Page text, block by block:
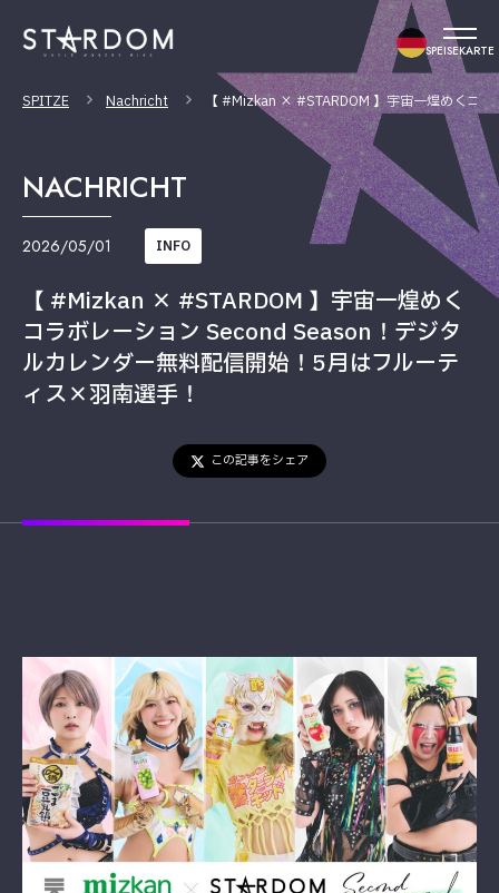
SPEISEKARTE
SPITZE Nachricht 【 #Mizkan × #STARDOM 】宇宙一煌めくコ
NACHRICHT
2026/05/01 INFO
【 #Mizkan × #STARDOM 】宇宙一煌めく
コラボレーション Second Season！デジタ
ルカレンダー無料配信開始！5月はフルーテ
ィス×羽南選手！
この記事をシェア